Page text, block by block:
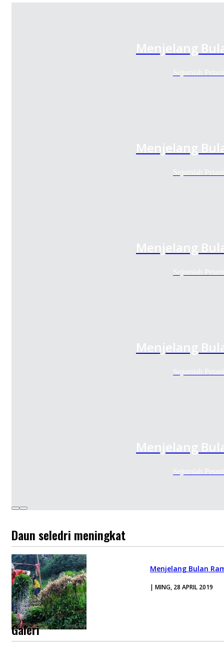
Menjelang
Sejumlah
Menjelang
Sejumlah
Menjelang
Sejumlah
Menjelang
Sejumlah
Menjelang
Sejumlah
Daun seledri meningkat
Menjelang Bulan
| MING, 28 APRIL 2019
Galeri